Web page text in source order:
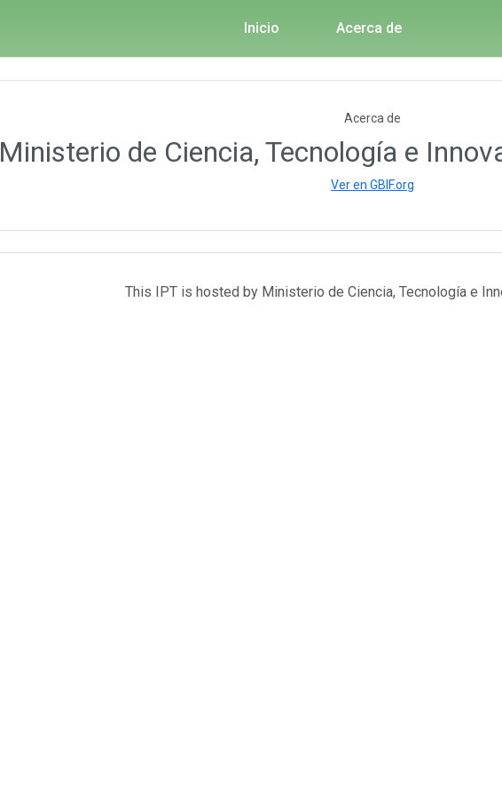
Inicio Acerca de
Acerca de
Ministerio de Ciencia, Tecnología e
Ver en GBIF.org
This IPT is hosted by Ministerio de Ciencia, Tecnología e